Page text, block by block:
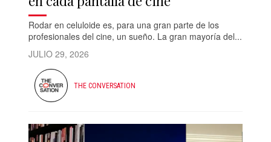
Rodar en celuloide es, para una gran parte de los
profesionales del cine, un sueño. La gran mayoría del...
JULIO 29, 2026
THE CONVERSATION